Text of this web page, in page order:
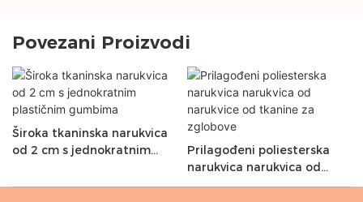
Povezani Proizvodi
Široka tkaninska narukvica
od 2 cm s jednokratnim
Prilagođeni poliesterska
narukvica narukvica od
narukvice od tkanine za